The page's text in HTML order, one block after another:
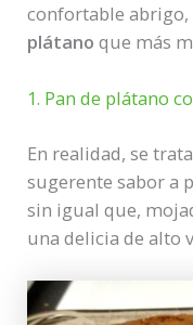
confortable
plátano que más
1. Pan de plátano
En realidad, se
sugerente sabor a
sin igual que,
una delicia de alto